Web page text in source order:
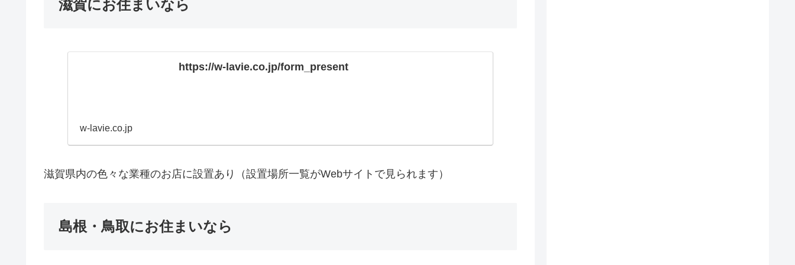
滋賀にお住まいなら
https://w-lavie.co.jp/form_present
w-lavie.co.jp
滋賀県内の色々な業種のお店に設置あり（設置場所一覧がWebサイトで見られます）
島根・鳥取にお住まいなら